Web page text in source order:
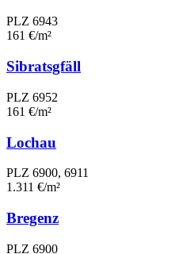
PLZ 6943
161 €/m²
Sibratsgfäll
PLZ 6952
161 €/m²
Lochau
PLZ 6900, 6911
1.311 €/m²
Bregenz
PLZ 6900